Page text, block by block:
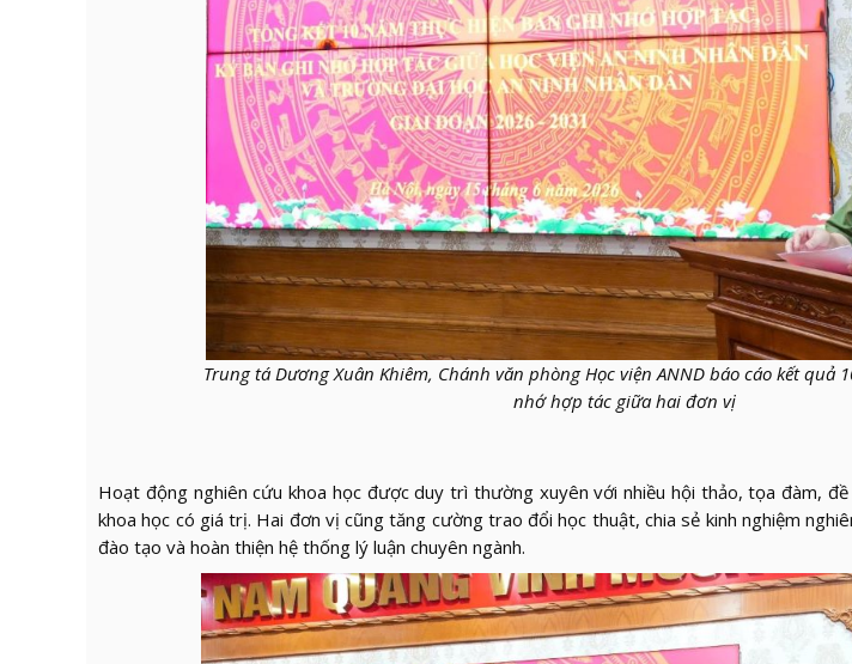
Trung tá Dương Xuân Khiêm, Chánh văn phòng Học viện ANND báo cáo kết quả
nhớ hợp tác giữa hai đơn vị
Hoạt động nghiên cứu khoa học được duy trì thường xuyên với nhiều hội thảo, tọa đàm,
khoa học có giá trị. Hai đơn vị cũng tăng cường trao đổi học thuật, chia sẻ kinh nghiệm
đào tạo và hoàn thiện hệ thống lý luận chuyên ngành.